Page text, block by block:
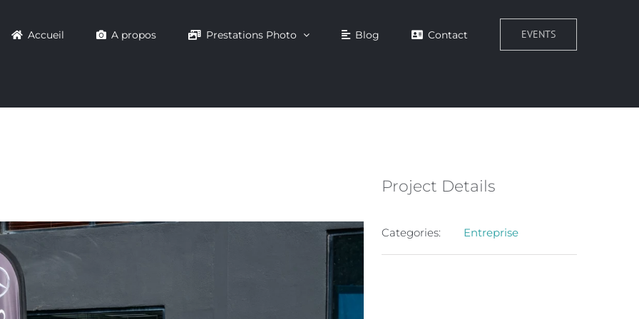
Accueil A propos Prestations Photo Blog Contact EVENTS
Project Details
Categories: Entreprise